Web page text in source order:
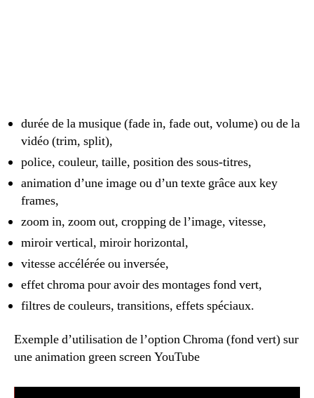
durée de la musique (fade in, fade out, volume) ou de la
vidéo (trim, split),
police, couleur, taille, position des sous-titres,
animation d’une image ou d’un texte grâce aux key
frames,
zoom in, zoom out, cropping de l’image, vitesse,
miroir vertical, miroir horizontal,
vitesse accélérée ou inversée,
effet chroma pour avoir des montages fond vert,
filtres de couleurs, transitions, effets spéciaux.
Exemple d’utilisation de l’option Chroma (fond vert) sur
une animation green screen YouTube